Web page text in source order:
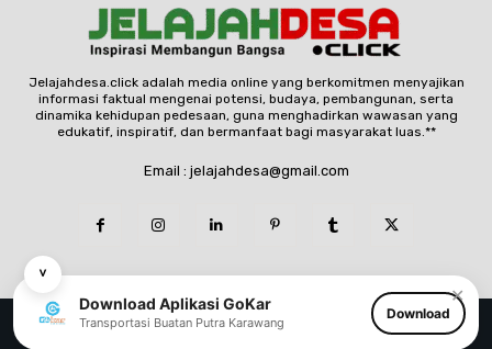
˅
✕
Download Aplikasi GoKar
Transportasi Buatan Putra Karawang
Download
Jelajahdesa.click adalah media online yang berkomitmen menyajikan
informasi faktual mengenai potensi, budaya, pembangunan, serta
dinamika kehidupan pedesaan, guna menghadirkan wawasan yang
edukatif, inspiratif, dan bermanfaat bagi masyarakat luas.**
Email : jelajahdesa@gmail.com
© Copyright - jelajahdesa.click